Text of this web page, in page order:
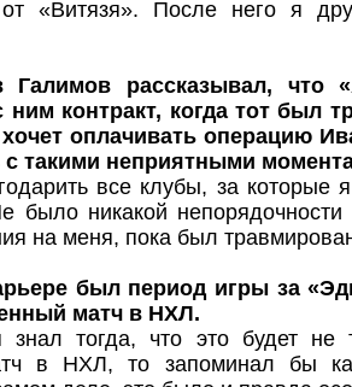
«Витязя». После него я
рассказывал, что
ним контракт, когда тот был
хочет оплачивать операцию
с такими неприятными
все клубы, за которые
было никакой
на меня, пока был
был период игры за
матч в НХЛ.
тогда, что это будет не
в НХЛ, то запоминал бы